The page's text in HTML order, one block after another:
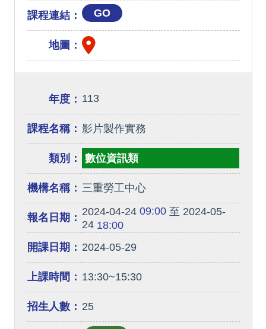
課程連結： GO
地圖：
年度： 113
課程名稱： 影片製作實務
類別： 數位資訊類
機構名稱： 三重勞工中心
報名日期： 2024-04-2409:00至 2024-05-
2418:00
開課日期： 2024-05-29
上課時間： 13:30~15:30
招生人數： 25